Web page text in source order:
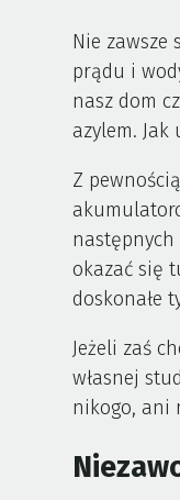
Nie zawsze
prądu i
nasz dom
azylem.
Z
następnych
okazać się
doskonałe
Jeżeli zaś
własnej
nikogo, ani